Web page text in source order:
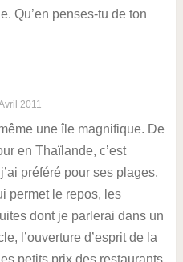
Qu’en penses-tu de ton
2011
une île magnifique. De
en Thaïlande, c’est
j’ai préféré pour ses plages,
permet le repos, les
dont je parlerai dans un
l’ouverture d’esprit de la
petits prix des restaurants